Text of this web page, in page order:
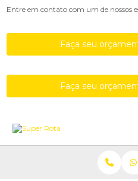
Entre em contato com um de nossos
Faça seu
Faça seu